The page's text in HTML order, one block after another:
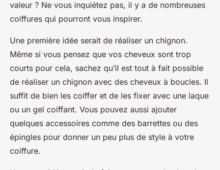
valeur ? Ne vous inquiétez pas, il y a de nombreuses
coiffures qui pourront vous inspirer.
Une première idée serait de réaliser un chignon.
Même si vous pensez que vos cheveux sont trop
courts pour cela, sachez qu’il est tout à fait possible
de réaliser un chignon avec des cheveux à boucles. Il
suffit de bien les coiffer et de les fixer avec une laque
ou un gel coiffant. Vous pouvez aussi ajouter
quelques accessoires comme des barrettes ou des
épingles pour donner un peu plus de style à votre
coiffure.